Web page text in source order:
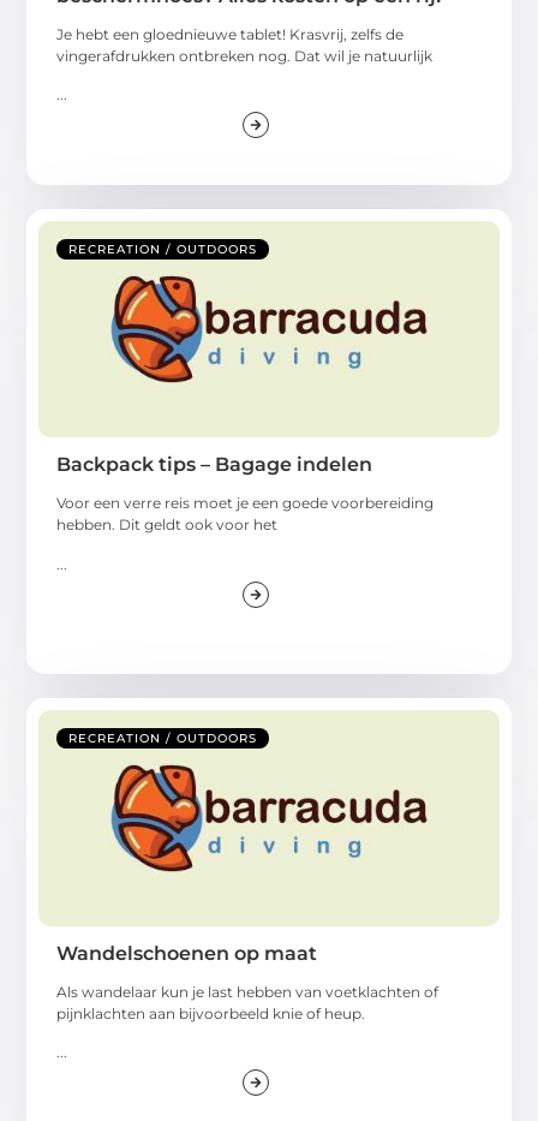
Je hebt een gloednieuwe tablet! Krasvrij, zelfs de
vingerafdrukken ontbreken nog. Dat wil je natuurlijk
...
RECREATION / OUTDOORS
Backpack tips – Bagage indelen
Voor een verre reis moet je een goede voorbereiding
hebben. Dit geldt ook voor het
RECREATION / OUTDOORS
Wandelschoenen op maat
Als wandelaar kun je last hebben van voetklachten of
pijnklachten aan bijvoorbeeld knie of heup.